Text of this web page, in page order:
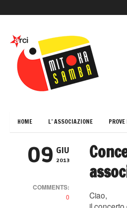
HOME L’ ASSOCIAZIONE
09 GIU
2013
COMMENTS:
0
Ciao,